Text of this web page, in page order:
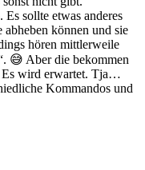
sollte etwas anderes
können und sie
hören mittlerweile
😅 Aber die bekommen
Es wird erwartet. Tja…
Kommandos und